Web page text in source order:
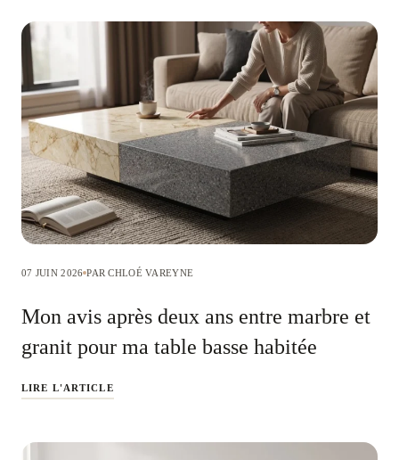
07 JUIN 2026 PAR CHLOÉ VAREYNE
Mon avis après deux ans entre marbre et
granit pour ma table basse habitée
LIRE L'ARTICLE